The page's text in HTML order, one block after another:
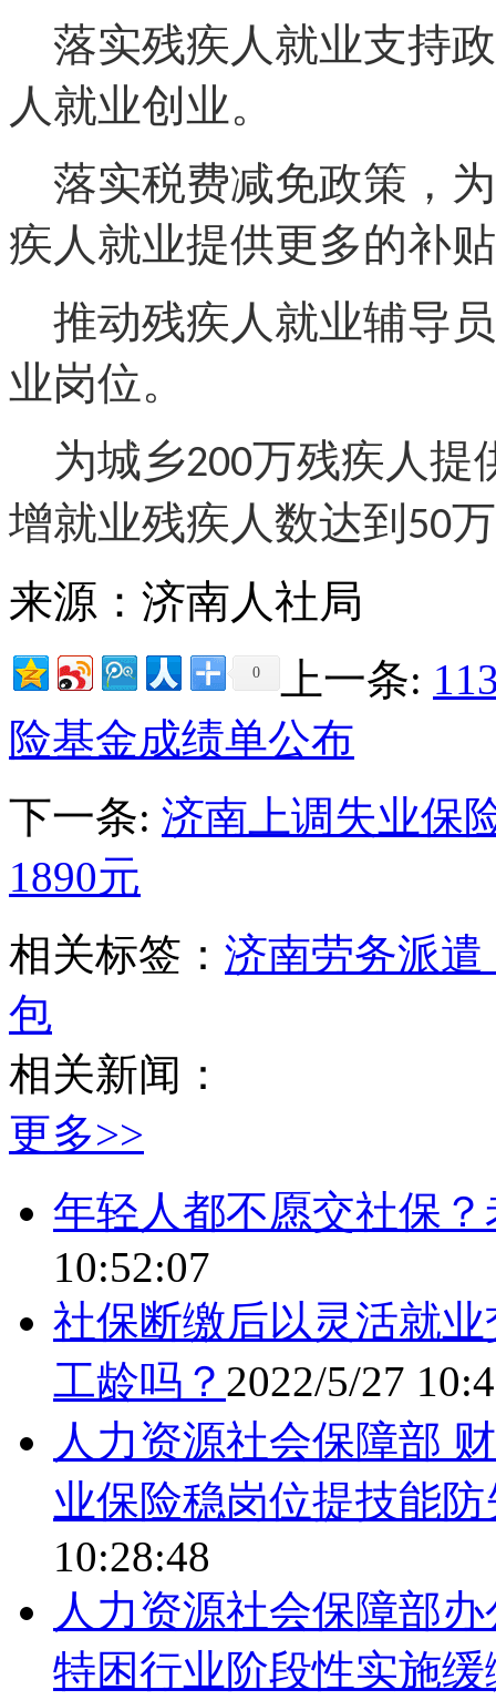
落实残疾人就业支持
人就业创业。
落实税费减免政策，
疾人就业提供更多的补
推动残疾人就业辅导
业岗位。
为城乡200万残疾人提
增就业残疾人数达到 50
来源：济南人社局
0 上一条:
险基金成绩单公布
下一条: 济南上调失业保
1890元
相关标签： 济南劳务派
包
相关新闻：
更多>>
年轻人都不愿交社保
10:52:07
社保断缴后以灵活就
工龄吗？ 2022/5/27
人力资源社会保障部
业保险稳岗位提技能
10:28:48
人力资源社会保障部
特困行业阶段性实施